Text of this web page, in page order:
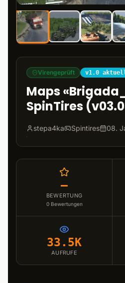
Virengeprüft v1.0
Maps
SpinTires
stepa4ka Spintires 08.
–
BEWERTUNG
0 Bewertungen
33.5K
AUFRUFE